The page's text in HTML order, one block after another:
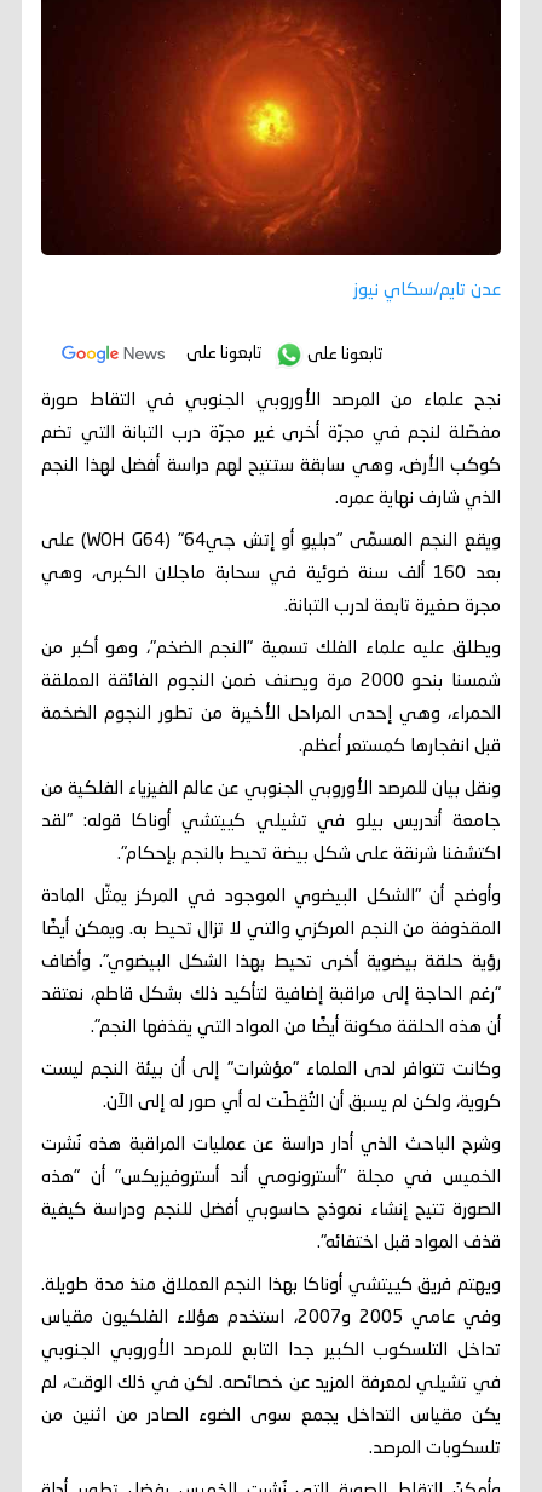
عدن تايم/سكاي نيوز
تابعونا على تابعونا على
نجح علماء من المرصد الأوروبي الجنوبي في التقاط صورة
مفصّلة لنجم في مجرّة أخرى غير مجرّة درب التبانة التي تضم
كوكب الأرض، وهي سابقة ستتيح لهم دراسة أفضل لهذا النجم
الذي شارف نهاية عمره.
ويقع النجم المسمّى "دبليو أو إتش جي64" (WOH G64) على
بعد 160 ألف سنة ضوئية في سحابة ماجلان الكبرى، وهي
مجرة صغيرة تابعة لدرب التبانة.
ويطلق عليه علماء الفلك تسمية "النجم الضخم"، وهو أكبر من
شمسنا بنحو 2000 مرة ويصنف ضمن النجوم الفائقة العملقة
الحمراء، وهي إحدى المراحل الأخيرة من تطور النجوم الضخمة
قبل انفجارها كمستعر أعظم.
ونقل بيان للمرصد الأوروبي الجنوبي عن عالم الفيزياء الفلكية من
جامعة أندريس بيلو في تشيلي كييتشي أوناكا قوله: "لقد
اكتشفنا شرنقة على شكل بيضة تحيط بالنجم بإحكام".
وأوضح أن "الشكل البيضوي الموجود في المركز يمثّل المادة
المقذوفة من النجم المركزي والتي لا تزال تحيط به. ويمكن أيضًا
رؤية حلقة بيضوية أخرى تحيط بهذا الشكل البيضوي". وأضاف
"رغم الحاجة إلى مراقبة إضافية لتأكيد ذلك بشكل قاطع، نعتقد
أن هذه الحلقة مكونة أيضًا من المواد التي يقذفها النجم".
وكانت تتوافر لدى العلماء "مؤشرات" إلى أن بيئة النجم ليست
كروية، ولكن لم يسبق أن التُقِطَت له أي صور له إلى الآن.
وشرح الباحث الذي أدار دراسة عن عمليات المراقبة هذه نُشرت
الخميس في مجلة "أسترونومي أند أستروفيزيكس" أن "هذه
الصورة تتيح إنشاء نموذج حاسوبي أفضل للنجم ودراسة كيفية
قذف المواد قبل اختفائه".
ويهتم فريق كييتشي أوناكا بهذا النجم العملاق منذ مدة طويلة.
وفي عامي 2005 و2007، استخدم هؤلاء الفلكيون مقياس
تداخل التلسكوب الكبير جدا التابع للمرصد الأوروبي الجنوبي
في تشيلي لمعرفة المزيد عن خصائصه. لكن في ذلك الوقت، لم
يكن مقياس التداخل يجمع سوى الضوء الصادر من اثنين من
تلسكوبات المرصد.